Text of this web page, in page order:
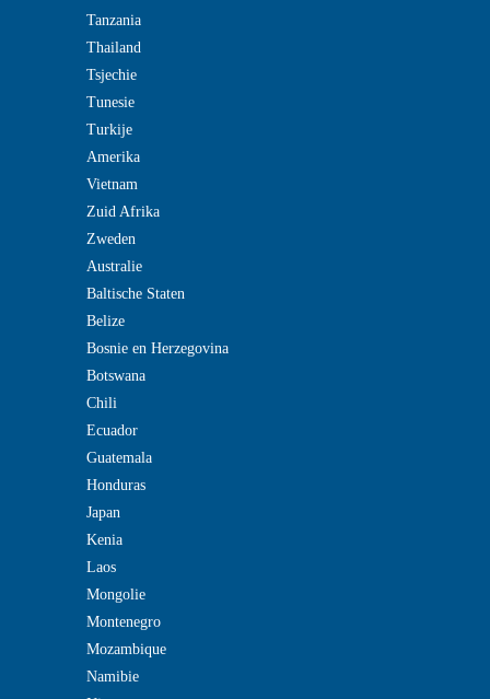
Tanzania
Thailand
Tsjechie
Tunesie
Turkije
Amerika
Vietnam
Zuid Afrika
Zweden
Australie
Baltische Staten
Belize
Bosnie en Herzegovina
Botswana
Chili
Ecuador
Guatemala
Honduras
Japan
Kenia
Laos
Mongolie
Montenegro
Mozambique
Namibie